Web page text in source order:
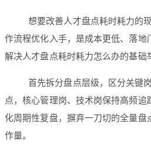
想要改善人才盘点耗时耗力的
作流程优化入手，是成本更低、落地
解决人才盘点耗时耗力怎么办的基础
首先拆分盘点层级，区分关键
点，核心管理岗、技术岗保持高频
化周期性复盘，摒弃一刀切的全量盘
作量。